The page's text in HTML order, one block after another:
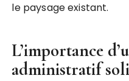
le paysage existant.
L’importance
administratif